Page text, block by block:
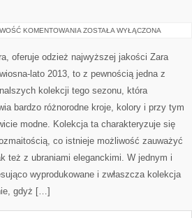
KOMENTOWANIA SKLEP
ODZIEŻ
NAJWYŻSZEJ
ZOSTAŁA WYŁĄCZONA
oferuje odzież najwyższej jakości Zara
lato 2013, to z pewnością jedna z
kolekcji tego sezonu, która
bardzo różnorodne kroje, kolory i przy tym
modne. Kolekcja ta charakteryzuje się
co istnieje możliwość zauważyć
też z ubraniami eleganckimi. W jednym i
wyprodukowane i zwłaszcza kolekcja
gdyż […]